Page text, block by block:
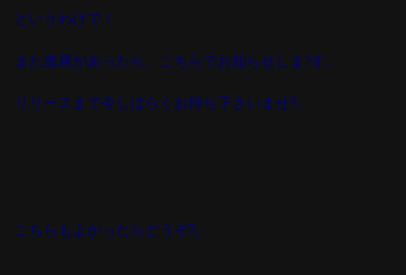
というわけで！
また進展があったら、こちらでお知らせしま?す。
リリースまで今しばらくお待ち下さいませ?。
こちらもよかったらどうぞ?。